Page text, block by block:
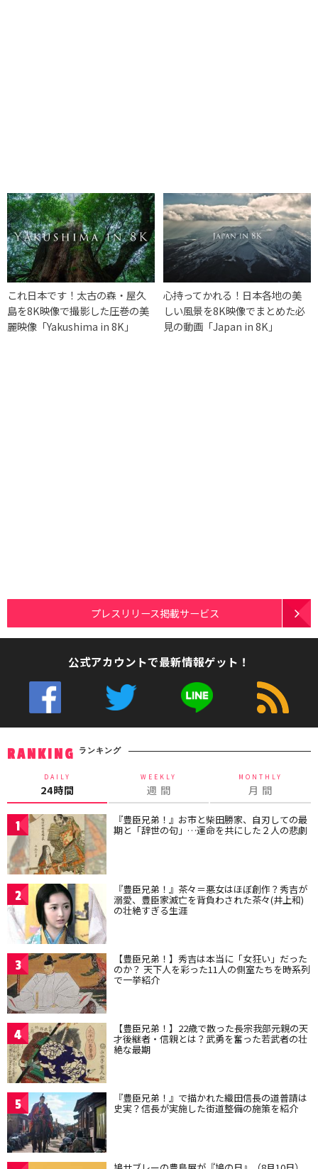
これ日本です！太古の森・屋久
島を8K映像で撮影した圧巻の美
麗映像「Yakushima in 8K」
心持ってかれる！日本各地の美
しい風景を8K映像でまとめた必
見の動画「Japan in 8K」
プレスリリース掲載サービス
公式アカウントで最新情報ゲット！
RANKING ランキング
DAILY
24時間
WEEKLY
週 間
MONTHLY
月 間
1 『豊臣兄弟！』お市と柴田勝家、自刃しての最
期と「辞世の句」…運命を共にした２人の悲劇
2 『豊臣兄弟！』茶々＝悪女はほぼ創作？秀吉が
溺愛、豊臣家滅亡を背負わされた茶々(井上和)
の壮絶すぎる生涯
3 【豊臣兄弟！】秀吉は本当に「女狂い」だった
のか？ 天下人を彩った11人の側室たちを時系列
で一挙紹介
4 【豊臣兄弟！】22歳で散った長宗我部元親の天
才後継者・信親とは？武勇を奮った若武者の壮
絶な最期
5 『豊臣兄弟！』で描かれた織田信長の道普請は
史実？信長が実施した街道整備の施策を紹介